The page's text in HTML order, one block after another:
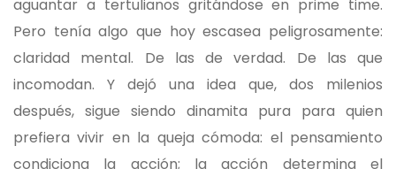
aguantar a tertulianos gritándose en prime time.
Pero tenía algo que hoy escasea peligrosamente:
claridad mental. De las de verdad. De las que
incomodan. Y dejó una idea que, dos milenios
después, sigue siendo dinamita pura para quien
prefiera vivir en la queja cómoda: el pensamiento
condiciona la acción; la acción determina el